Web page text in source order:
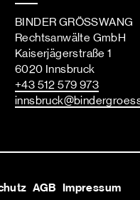
BINDER GRÖSSWANG
Rechtsanwälte GmbH
Kaiserjägerstraße 1
6020 Innsbruck
+43 512 579 973
innsbruck
AGB Impressum